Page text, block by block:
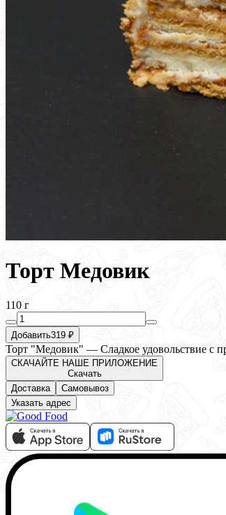
Торт Медовик
110 г
Добавить319 ₽
Торт "Медовик" — Сладкое удовольствие с
СКАЧАЙТЕ НАШЕ ПРИЛОЖЕНИЕ
Скачать
Доставка
Самовывоз
Указать адрес